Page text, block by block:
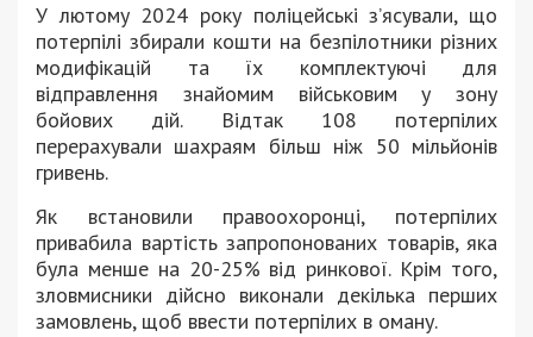
У лютому 2024 року поліцейські з’ясували, що
потерпілі збирали кошти на безпілотники різних
модифікацій та їх комплектуючі для
відправлення знайомим військовим у зону
бойових дій. Відтак 108 потерпілих
перерахували шахраям більш ніж 50 мільйонів
гривень.
Як встановили правоохоронці, потерпілих
привабила вартість запропонованих товарів, яка
була менше на 20-25% від ринкової. Крім того,
зловмисники дійсно виконали декілька перших
замовлень, щоб ввести потерпілих в оману.